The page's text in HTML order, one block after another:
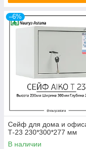
–6%
Сейф для дома и
Т-23 230*300*277 мм
В наличии